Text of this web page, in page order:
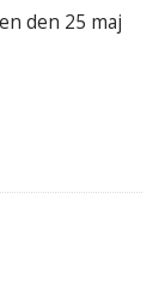
den 25 maj